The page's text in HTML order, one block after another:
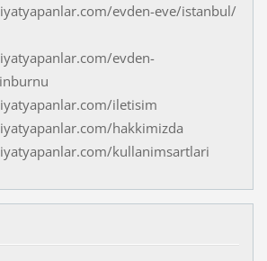
evden-eve/istanbul/
evden-
iletisim
hakkimizda
kullanimsartlari